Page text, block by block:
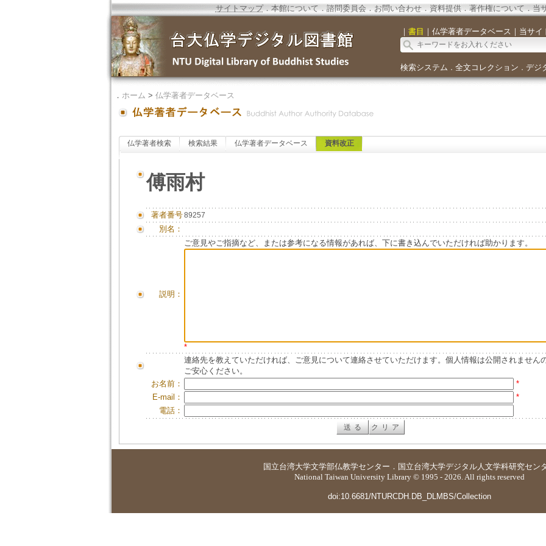
サイトマップ．本館について．諮問委員会． お問い合わせ． 資料提供．著作権について．当
｜ 書目 ｜ 仏学著者データベース ｜ 当サイ
検索システム ． 全文コレクション ． デジ
． ホーム > 仏学著者データベース
仏学著者検索 検索結果 仏学著者データベース 資料改正
傅雨村
著者番号89257
別名：
説明：
ご意見やご指摘など、または参考になる情報があれば、下に書き込んでいただければ助かります。
*
連絡先を教えていただければ、ご意見について連絡させていただけます。個人情報は公開されません
ご安心ください。
お名前：
*
E-mail：
*
電話：
国立台湾大学文学部仏教学センター ． 国立台湾大学デジタル人文学科研究セン
National Taiwan University Library © 1995 - 2026. All rights reserved
doi:10.6681/NTURCDH.DB_DLMBS/Collection